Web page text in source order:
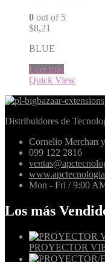
0 out of 5
$8,21
BLUE
Leer más
Quick View
Distribuidores de
Cornelio Merchan
099 122 2816
Mon - Fri / 9:00
Los más
PROYECTOR